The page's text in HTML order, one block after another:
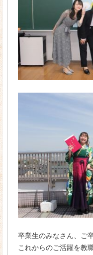
卒業生のみなさん、ご
これからのご活躍を教